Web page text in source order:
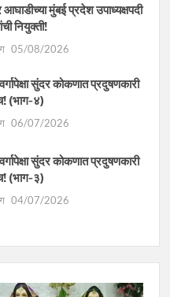
मुंबई प्रदेश उपाध्यक्षपदी
नियुक्ती!
05/08/2026
सुंदर कोकणात प्रदुषणकारी
(भाग-४)
06/07/2026
सुंदर कोकणात प्रदुषणकारी
(भाग-३)
04/07/2026